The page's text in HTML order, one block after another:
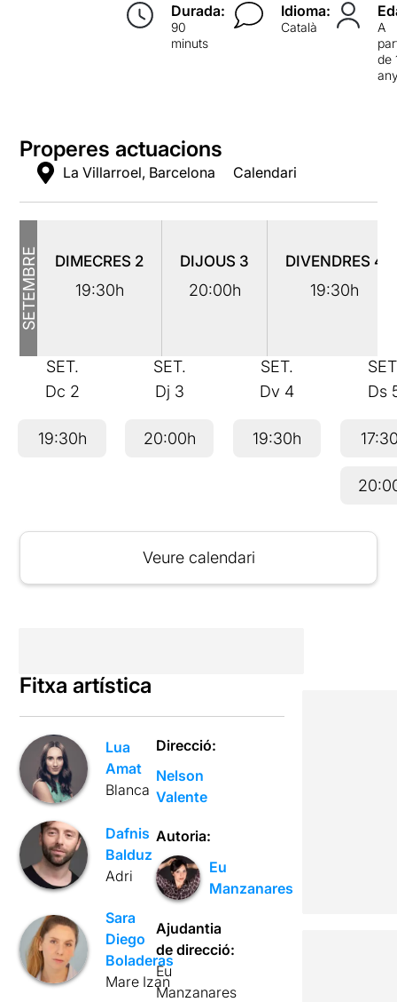
Durada:
90
minuts
Idioma:
Català
A
de
Properes actuacions
La Villarroel, Barcelona Calendari
SETEMBRE DIMECRES 2
19:30h
DIJOUS 3
20:00h
DIVENDRES4
19:30h
SET.
Dc 2
19:30h
SET.
Dj 3
20:00h
SET.
Dv 4
19:30h
Ds
Veure calendari
Fitxa artística
Lua
Amat
Blanca
Dafnis
Balduz
Adri
Sara
Diego
Boladeras
Mare Izan
Direcció:
Nelson
Valente
Autoria:
Eu
Manzanares
Ajudantia
de direcció:
Eu
Manzanares